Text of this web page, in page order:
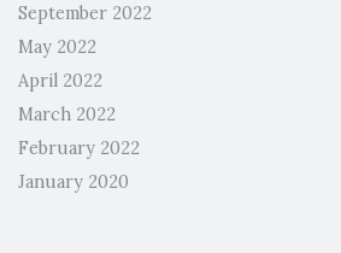
September 2022
May 2022
April 2022
March 2022
February 2022
January 2020